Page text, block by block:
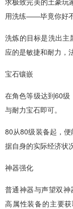
用洗练——毕竟你好
洗炼的目标是洗出主
应的是敏捷和耐力，
宝石镶嵌
在角色等级达到60
与耐力宝石即可。
80从80级装备起，
据自身的实际经济状
神器强化
普通神器与声望双
高属性装备的主要